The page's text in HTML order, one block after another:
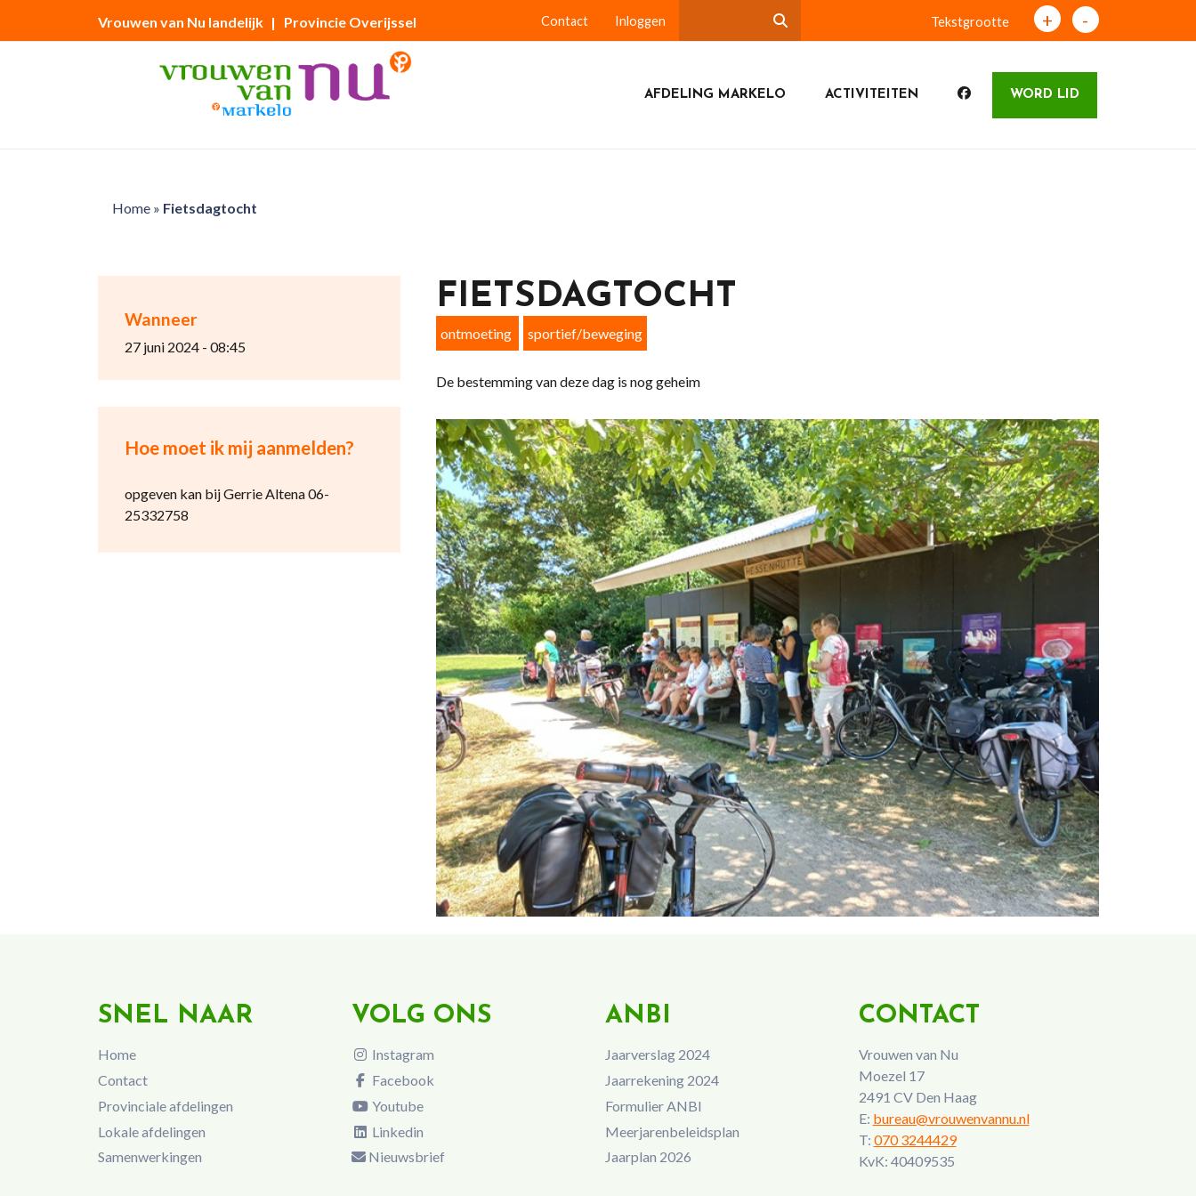
Vrouwen van Nu landelijk | Provincie Overijssel Contact Inloggen Tekstgrootte + -
AFDELING MARKELO ACTIVITEITEN WORD LID
Home» Fietsdagtocht
Wanneer
27 juni 2024 - 08:45
Hoe moet ik mij aanmelden?
opgeven kan bij Gerrie Altena 06-
25332758
FIETSDAGTOCHT
ontmoeting sportief/beweging
De bestemming van deze dag is nog geheim
SNEL NAAR
Home
Contact
Provinciale afdelingen
Lokale afdelingen
Samenwerkingen
VOLG ONS
Instagram
Facebook
Youtube
Linkedin
Nieuwsbrief
ANBI
Jaarverslag 2024
Jaarrekening 2024
Formulier ANBI
Meerjarenbeleidsplan
Jaarplan 2026
CONTACT
Vrouwen van Nu
Moezel 17
2491 CV Den Haag
E: bureau@vrouwenvannu.nl
T: 070 3244429
KvK: 40409535